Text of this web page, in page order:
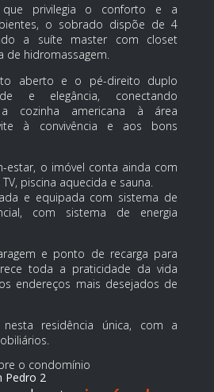
privilegia o conforto e a
o sobrado dispõe de 4
a suíte master com closet
de hidromassagem.
aberto e o pé-direito duplo
e elegância, conectando
a cozinha americana à área
à convivência e aos bons
estar, o imóvel conta ainda com
piscina aquecida e sauna.
e equipada com sistema de
com sistema de energia
e ponto de recarga para
toda a praticidade da vida
endereços mais desejados de
nesta residência única, com a
o condomínio
Pedro 2